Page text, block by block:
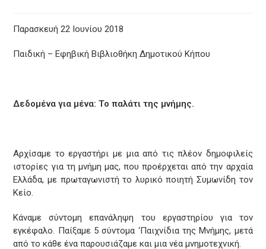
Παρασκευή 22 Ιουνίου 2018
Παιδική – Εφηβική Βιβλιοθήκη Δημοτικού Κήπου
Δεδομένα για μένα: Το παλάτι της μνήμης.
Αρχίσαμε το εργαστήρι με μια από τις πλέον δημοφιλείς
ιστορίες για τη μνήμη μας, που προέρχεται από την αρχαία
Ελλάδα, με πρωταγωνιστή το λυρικό ποιητή Συμωνίδη τον
Κείο.
Κάναμε σύντομη επανάληψη του εργαστηρίου για τον
εγκέφαλο. Παίξαμε 5 σύντομα ‘Παιχνίδια της Μνήμης, μετά
από το κάθε ένα παρουσιάζαμε και μια νέα μνημοτεχνική.